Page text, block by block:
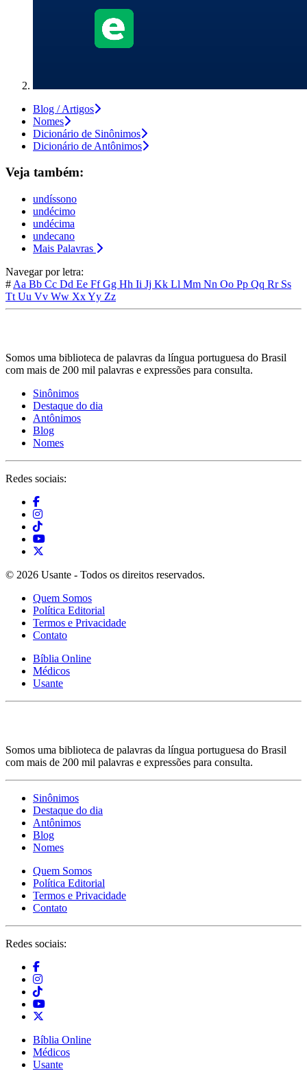
Blog / Artigos
Nomes
Dicionário de Sinônimos
Dicionário de Antônimos
Veja também:
undíssono
undécimo
undécima
undecano
Mais Palavras
Navegar por letra:
# Aa Bb Cc Dd Ee FfGg Hh Ii Jj Kk Ll Mm Nn Oo Pp Qq Rr Ss
Tt Uu Vv Ww XxYy Zz
Somos uma biblioteca de palavras da língua portuguesa do Brasil
com mais de 200 mil palavras e expressões para consulta.
Sinônimos
Destaque do dia
Antônimos
Blog
Nomes
Redes sociais:
© 2026 Usante - Todos os direitos reservados.
Quem Somos
Política Editorial
Termos e Privacidade
Contato
Bíblia Online
Médicos
Usante
Somos uma biblioteca de palavras da língua portuguesa do Brasil
com mais de 200 mil palavras e expressões para consulta.
Sinônimos
Destaque do dia
Antônimos
Blog
Nomes
Quem Somos
Política Editorial
Termos e Privacidade
Contato
Redes sociais:
Bíblia Online
Médicos
Usante